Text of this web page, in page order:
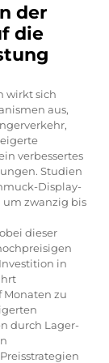
der
die
wirkt sich
aus,
verbessertes
Studien
Display-
um zwanzig bis
dieser
in
Monaten zu
durch Lager-